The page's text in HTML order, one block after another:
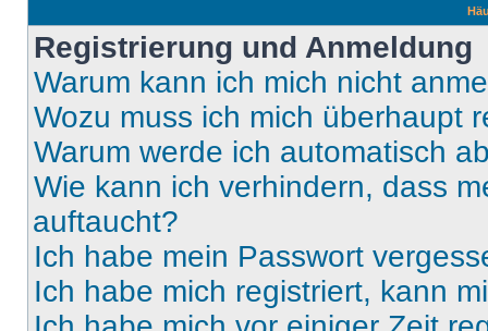
Registrierung und Anmeldung
Warum kann ich mich nicht
Wozu muss ich mich überhaupt
Warum werde ich automatisch
Wie kann ich verhindern, dass
auftaucht?
Ich habe mein Passwort
Ich habe mich registriert, kann